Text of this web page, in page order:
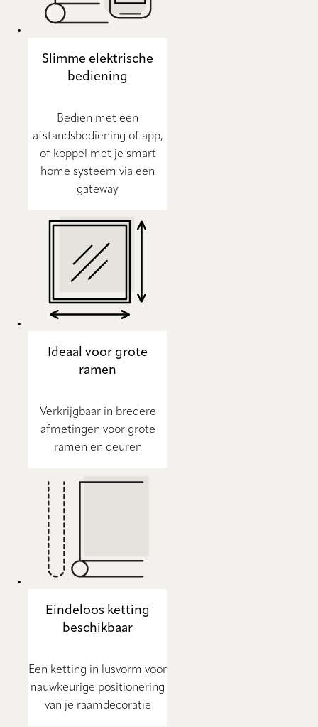
Slimme elektrische
bediening
Bedien met een
afstandsbediening of app,
of koppel met je smart
home systeem via een
gateway
Ideaal voor grote
ramen
Verkrijgbaar in bredere
afmetingen voor grote
ramen en deuren
Eindeloos ketting
beschikbaar
Een ketting in lusvorm voor
nauwkeurige positionering
van je raamdecoratie